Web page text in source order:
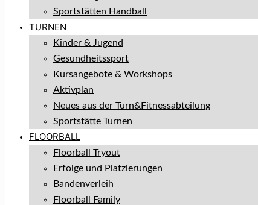
Sportstätten Handball
TURNEN
Kinder & Jugend
Gesundheitssport
Kursangebote & Workshops
Aktivplan
Neues aus der Turn&Fitnessabteilung
Sportstätte Turnen
FLOORBALL
Floorball Tryout
Erfolge und Platzierungen
Bandenverleih
Floorball Family